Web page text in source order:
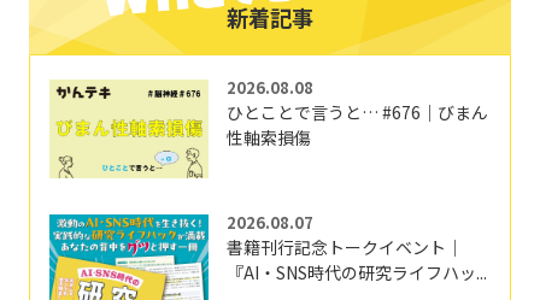
新着記事
2026.08.08
ひとことで言うと… #676｜びまん
性軸索損傷
2026.08.07
書籍刊行記念トークイベント｜
『AI・SNS時代の研究ライフハッ...